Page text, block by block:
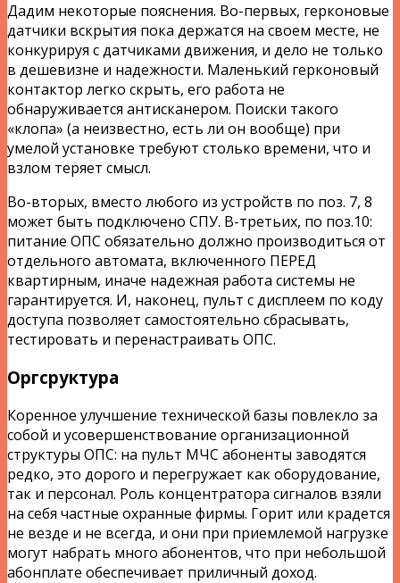
Дадим некоторые пояснения. Во-первых, герконовые
датчики вскрытия пока держатся на своем месте, не
конкурируя с датчиками движения, и дело не только
в дешевизне и надежности. Маленький герконовый
контактор легко скрыть, его работа не
обнаруживается антисканером. Поиски такого
«клопа» (а неизвестно, есть ли он вообще) при
умелой установке требуют столько времени, что и
взлом теряет смысл.
Во-вторых, вместо любого из устройств по поз. 7, 8
может быть подключено СПУ. В-третьих, по поз.10:
питание ОПС обязательно должно производиться от
отдельного автомата, включенного ПЕРЕД
квартирным, иначе надежная работа системы не
гарантируется. И, наконец, пульт с дисплеем по коду
доступа позволяет самостоятельно сбрасывать,
тестировать и перенастраивать ОПС.
Оргсруктура
Коренное улучшение технической базы повлекло за
собой и усовершенствование организационной
структуры ОПС: на пульт МЧС абоненты заводятся
редко, это дорого и перегружает как оборудование,
так и персонал. Роль концентратора сигналов взяли
на себя частные охранные фирмы. Горит или крадется
не везде и не всегда, и они при приемлемой нагрузке
могут набрать много абонентов, что при небольшой
абонплате обеспечивает приличный доход.